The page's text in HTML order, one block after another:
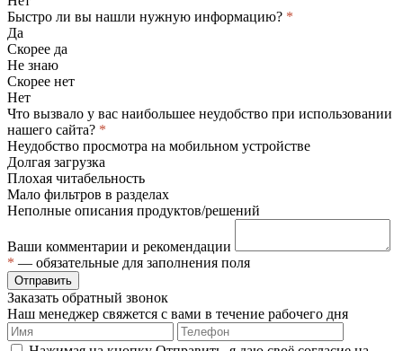
Быстро ли вы нашли нужную информацию? *
Да
Скорее да
Не знаю
Скорее нет
Нет
Что вызвало у вас наибольшее неудобство при использовании
нашего сайта? *
Неудобство просмотра на мобильном устройстве
Долгая загрузка
Плохая читабельность
Мало фильтров в разделах
Неполные описания продуктов/решений
Ваши комментарии и рекомендации
* — обязательные для заполнения поля
Отправить
Заказать обратный звонок
Наш менеджер свяжется с вами в течение рабочего дня